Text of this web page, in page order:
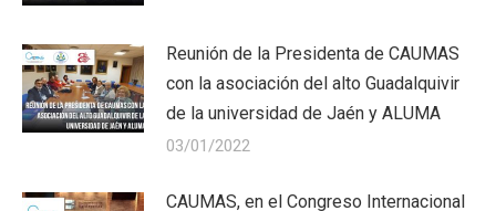
Reunión de la Presidenta de CAUMAS
con la asociación del alto Guadalquivir
de la universidad de Jaén y ALUMA
03/01/2022
CAUMAS, en el Congreso Internacional